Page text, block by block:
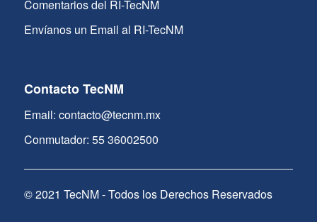
Comentarios del RI-TecNM
Envíanos un Email al RI-TecNM
Contacto TecNM
Email: contacto@tecnm.mx
Conmutador: 55 36002500
© 2021 TecNM - Todos los Derechos Reservados